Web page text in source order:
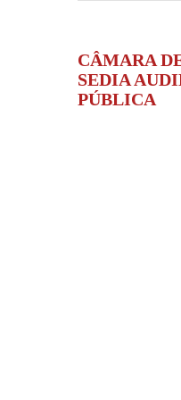
CÂMARA
SEDIA
PÚBLICA